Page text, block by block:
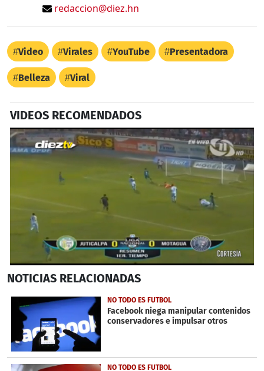
redaccion@diez.hn
Video Virales YouTube Presentadora
Belleza Viral
VIDEOS RECOMENDADOS
seconds
1
minute,
seconds
NOTICIAS RELACIONADAS
NO TODO ES FUTBOL
Facebook niega manipular contenidos
conservadores e impulsar otros
NO TODO ES FUTBOL